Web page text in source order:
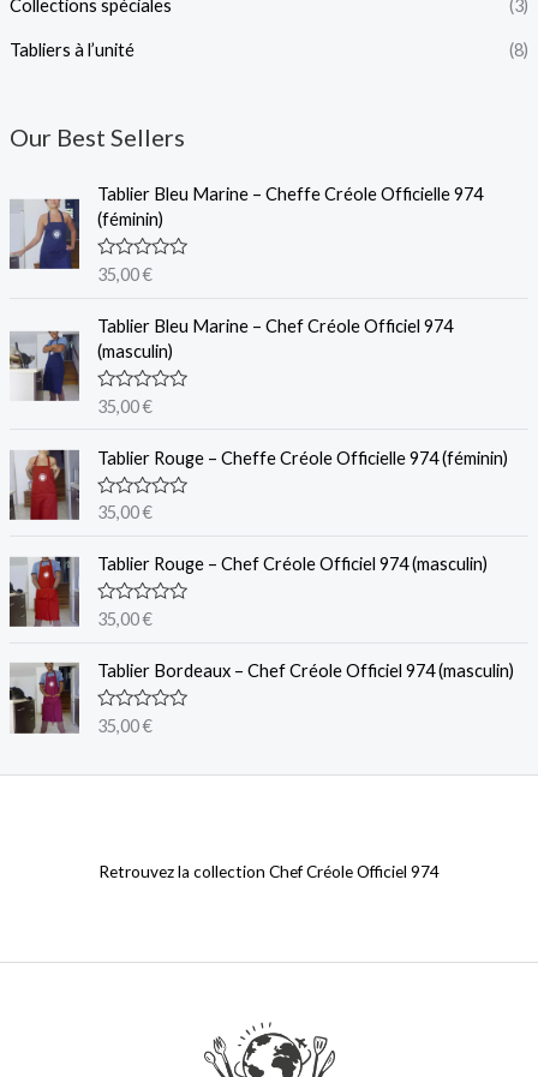
Collections spéciales (3)
Tabliers à l’unité (8)
Our Best Sellers
Tablier Bleu Marine – Cheffe Créole Officielle 974
(féminin)
N
e
0
s
u
r
5
35,00€
Tablier Bleu Marine – Chef Créole Officiel 974
(masculin)
N
e
s
u
r
35,00€
Tablier Rouge – Cheffe Créole Officielle 974 (féminin)
N
e
s
u
r
35,00€
Tablier Rouge – Chef Créole Officiel 974 (masculin)
N
e
s
u
r
35,00€
Tablier Bordeaux – Chef Créole Officiel 974 (masculin)
N
e
35,00€
Retrouvez la collection Chef Créole Officiel 974